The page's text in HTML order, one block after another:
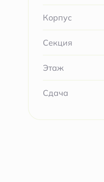
Корпус
Секция
Этаж
Сдача